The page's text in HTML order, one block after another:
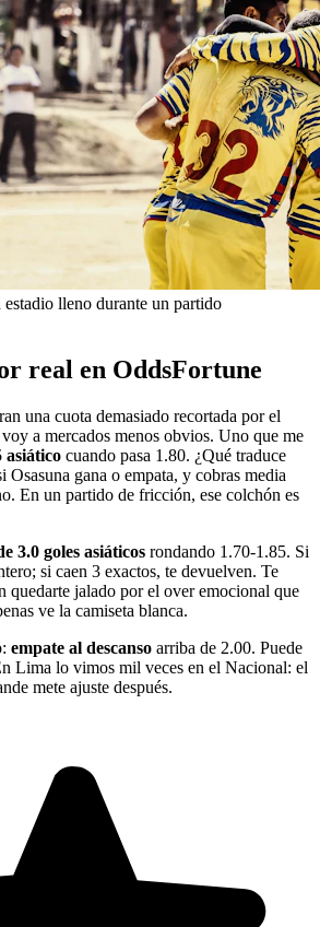
estadio lleno durante un partido
real en OddsFortune
una cuota demasiado recortada por el
a mercados menos obvios. Uno que me
asiático cuando pasa 1.80. ¿Qué traduce
Osasuna gana o empata, y cobras media
En un partido de fricción, ese colchón es
3.0 goles asiáticos rondando 1.70-1.85. Si
si caen 3 exactos, te devuelven. Te
quedarte jalado por el over emocional que
ve la camiseta blanca.
empate al descanso arriba de 2.00. Puede
Lima lo vimos mil veces en el Nacional: el
mete ajuste después.